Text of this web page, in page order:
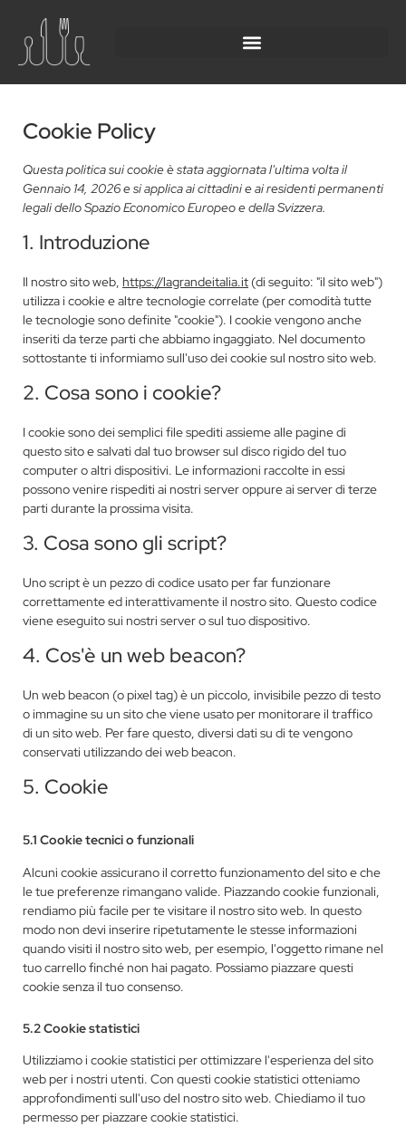
Cookie Policy
Questa politica sui cookie è stata aggiornata l'ultima volta il
Gennaio 14, 2026 e si applica ai cittadini e ai residenti permanenti
legali dello Spazio Economico Europeo e della Svizzera.
1. Introduzione
Il nostro sito web, https://lagrandeitalia.it (di seguito: "il sito web")
utilizza i cookie e altre tecnologie correlate (per comodità tutte
le tecnologie sono definite "cookie"). I cookie vengono anche
inseriti da terze parti che abbiamo ingaggiato. Nel documento
sottostante ti informiamo sull'uso dei cookie sul nostro sito web.
2. Cosa sono i cookie?
I cookie sono dei semplici file spediti assieme alle pagine di
questo sito e salvati dal tuo browser sul disco rigido del tuo
computer o altri dispositivi. Le informazioni raccolte in essi
possono venire rispediti ai nostri server oppure ai server di terze
parti durante la prossima visita.
3. Cosa sono gli script?
Uno script è un pezzo di codice usato per far funzionare
correttamente ed interattivamente il nostro sito. Questo codice
viene eseguito sui nostri server o sul tuo dispositivo.
4. Cos'è un web beacon?
Un web beacon (o pixel tag) è un piccolo, invisibile pezzo di testo
o immagine su un sito che viene usato per monitorare il traffico
di un sito web. Per fare questo, diversi dati su di te vengono
conservati utilizzando dei web beacon.
5. Cookie
5.1 Cookie tecnici o funzionali
Alcuni cookie assicurano il corretto funzionamento del sito e che
le tue preferenze rimangano valide. Piazzando cookie funzionali,
rendiamo più facile per te visitare il nostro sito web. In questo
modo non devi inserire ripetutamente le stesse informazioni
quando visiti il nostro sito web, per esempio, l'oggetto rimane nel
tuo carrello finché non hai pagato. Possiamo piazzare questi
cookie senza il tuo consenso.
5.2 Cookie statistici
Utilizziamo i cookie statistici per ottimizzare l'esperienza del sito
web per i nostri utenti. Con questi cookie statistici otteniamo
approfondimenti sull'uso del nostro sito web. Chiediamo il tuo
permesso per piazzare cookie statistici.